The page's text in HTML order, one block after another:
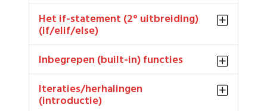
Het if-statement (2° uitbreiding)
(if/elif/else)
Inbegrepen (built-in) functies
Iteraties/herhalingen
(introductie)